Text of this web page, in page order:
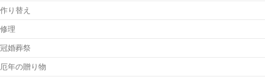
作り替え
修理
冠婚葬祭
厄年の贈り物